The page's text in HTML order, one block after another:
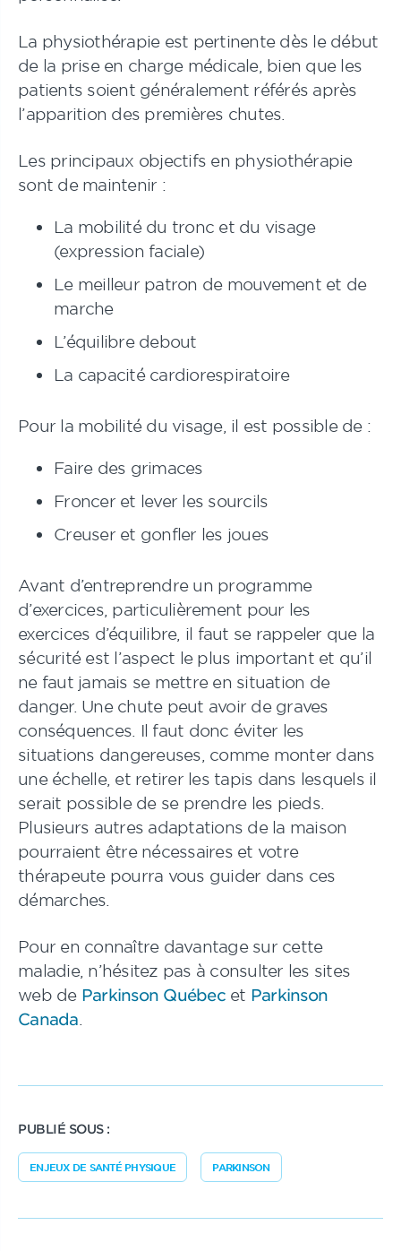
La physiothérapie est pertinente dès le début
de la prise en charge médicale, bien que les
patients soient généralement référés après
l’apparition des premières chutes.
Les principaux objectifs en physiothérapie
sont de maintenir :
La mobilité du tronc et du visage
(expression faciale)
Le meilleur patron de mouvement et de
marche
L’équilibre debout
La capacité cardiorespiratoire
Pour la mobilité du visage, il est possible de :
Faire des grimaces
Froncer et lever les sourcils
Creuser et gonfler les joues
Avant d’entreprendre un programme
d’exercices, particulièrement pour les
exercices d’équilibre, il faut se rappeler que la
sécurité est l’aspect le plus important et qu’il
ne faut jamais se mettre en situation de
danger. Une chute peut avoir de graves
conséquences. Il faut donc éviter les
situations dangereuses, comme monter dans
une échelle, et retirer les tapis dans lesquels il
serait possible de se prendre les pieds.
Plusieurs autres adaptations de la maison
pourraient être nécessaires et votre
thérapeute pourra vous guider dans ces
démarches.
Pour en connaître davantage sur cette
maladie, n’hésitez pas à consulter les sites
web de Parkinson Québecet Parkinson
Canada
PUBLIÉ SOUS :
ENJEUX DE SANTÉ PHYSIQUE PARKINSON